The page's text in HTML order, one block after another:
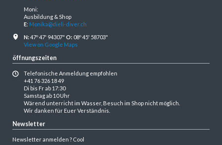
Moni:
Ausbildung & Shop
E: Monika@dieli-diver.ch
N:47º 47' 94307" O:08º 45' 58703"
View on Google Maps
öffnungszeiten
Telefonische Anmeldung empfohlen
+41 76 326 18 49
Di bis Fr ab 17:30
Samstag ab 10 Uhr
Wärend unterricht im Wasser, Besuch im Shop nicht möglich.
Wir danken für Euer Verständnis.
Newsletter
Newsletter anmelden ? Cool